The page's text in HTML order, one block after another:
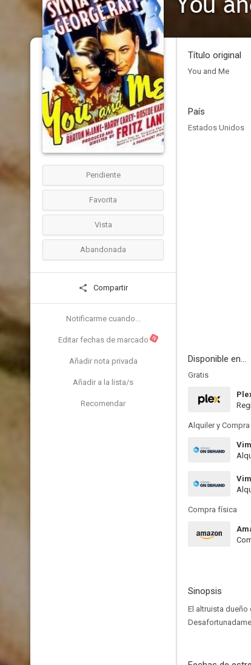
Pendiente
Favorita
Vista
Abandonada
Compartir
Notificarme cuando...
Editar fechas de marcado N
Añadir nota privada
Añadir a la lista/s
Recomendar
Título original
You and Me
País
Estados Unidos
Disponible en...
Gratis
Alquiler y Compra
Compra física
Sinopsis
El altruista